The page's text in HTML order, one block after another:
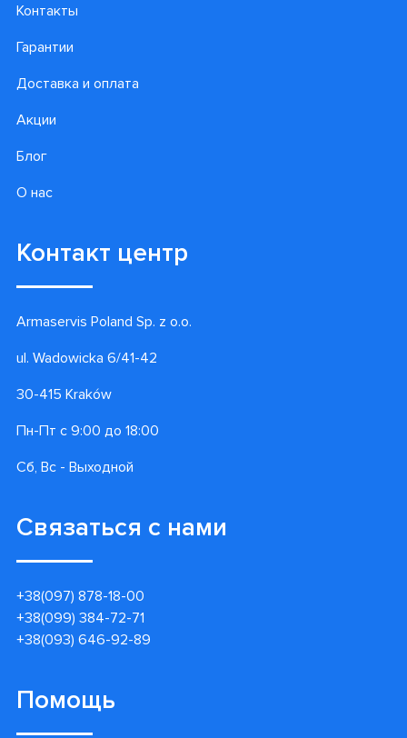
Контакты
Гарантии
Доставка и оплата
Акции
Блог
О нас
Контакт центр
Armaservis Poland Sp. z o.o.
ul. Wadowicka 6/41-42
30-415 Kraków
Пн-Пт с 9:00 до 18:00
Сб, Вс - Выходной
Связаться с нами
+38(097) 878-18-00
+38(099) 384-72-71
+38(093) 646-92-89
Помощь